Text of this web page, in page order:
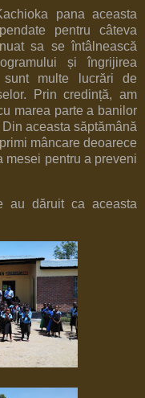
pana aceasta
pentru câteva
sa se întâlnească
și îngrijirea
sunt multe lucrări de
Prin credință, am
marea parte a banilor
aceasta săptămână
mâncare deoarece
mesei pentru a preveni
au dăruit ca aceasta